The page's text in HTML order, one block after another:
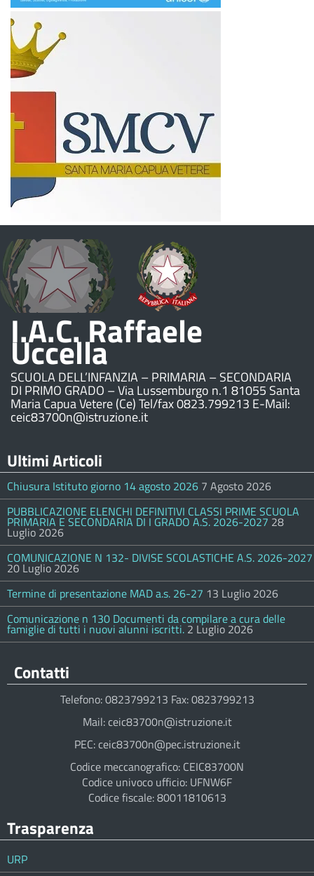
I.A.C. Raffaele
Uccella
SCUOLA DELL’INFANZIA – PRIMARIA – SECONDARIA
DI PRIMO GRADO – Via Lussemburgo n.1 81055 Santa
Maria Capua Vetere (Ce) Tel/fax 0823.799213 E-Mail:
ceic83700n@istruzione.it
Ultimi Articoli
Chiusura Istituto giorno 14 agosto 2026 7 Agosto 2026
PUBBLICAZIONE ELENCHI DEFINITIVI CLASSI PRIME SCUOLA
PRIMARIA E SECONDARIA DI I GRADO A.S. 2026-2027 28
Luglio 2026
COMUNICAZIONE N 132- DIVISE SCOLASTICHE A.S. 2026-2027
20 Luglio 2026
Termine di presentazione MAD a.s. 26-27 13 Luglio 2026
Comunicazione n 130 Documenti da compilare a cura delle
famiglie di tutti i nuovi alunni iscritti. 2 Luglio 2026
Contatti
Telefono: 0823799213 Fax: 0823799213
Mail: ceic83700n@istruzione.it
PEC: ceic83700n@pec.istruzione.it
Codice meccanografico: CEIC83700N
Codice univoco ufficio: UFNW6F
Codice fiscale: 80011810613
Trasparenza
URP